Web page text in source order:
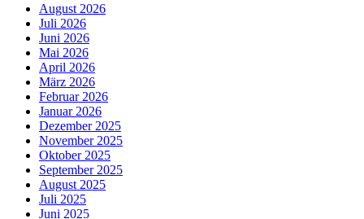
August 2026
Juli 2026
Juni 2026
Mai 2026
April 2026
März 2026
Februar 2026
Januar 2026
Dezember 2025
November 2025
Oktober 2025
September 2025
August 2025
Juli 2025
Juni 2025